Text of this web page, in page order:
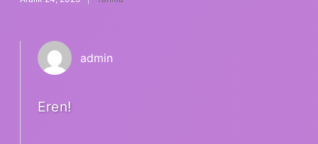
admin
Eren!